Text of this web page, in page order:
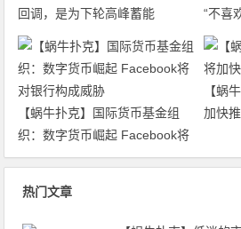
回调，是为下轮高峰蓄能
“不喜
【蜗牛扑克】国际货币基金组
织：数字货币崛起 Facebook将
对银行构成威胁
【蜗
加快推
热门文章